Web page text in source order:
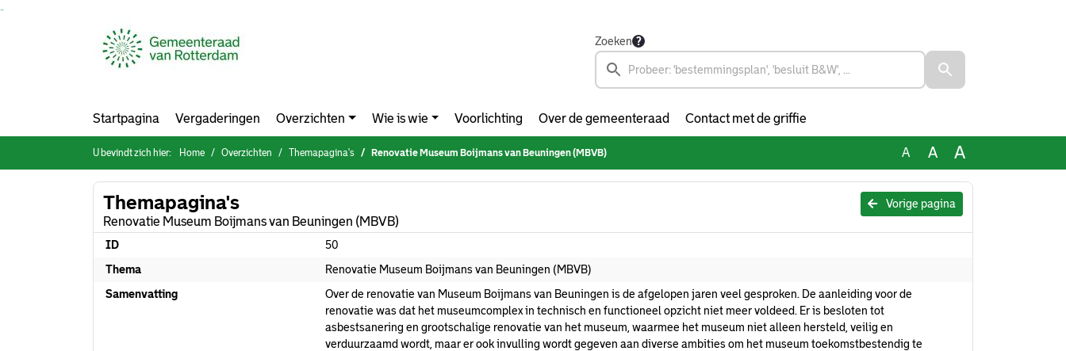
Zoeken
Startpagina Vergaderingen Overzichten Wie is wie Voorlichting Over de gemeenteraad Contact met de griffie
U bevindt zich hier: Home Overzichten Themapagina's Renovatie Museum Boijmans van Beuningen (MBVB) A A A
Vorige pagina
Themapagina's
Renovatie Museum Boijmans van Beuningen (MBVB)
ID
50
Thema
Renovatie Museum Boijmans van Beuningen (MBVB)
Samenvatting
Over de renovatie van Museum Boijmans van Beuningen is de afgelopen jaren veel gesproken. De aanleiding voor de
renovatie was dat het museumcomplex in technisch en functioneel opzicht niet meer voldeed. Er is besloten tot
asbestsanering en grootschalige renovatie van het museum, waarmee het museum niet alleen hersteld, veilig en
verduurzaamd wordt, maar er ook invulling wordt gegeven aan diverse ambities om het museum toekomstbestendig te